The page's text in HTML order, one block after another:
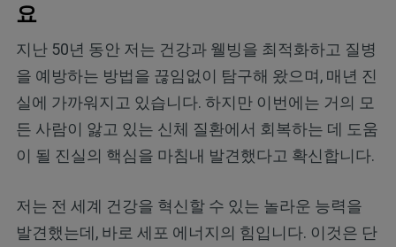
요
지난 50년 동안 저는 건강과 웰빙을 최적화하고 질병
을 예방하는 방법을 끊임없이 탐구해 왔으며, 매년 진
실에 가까워지고 있습니다. 하지만 이번에는 거의 모
든 사람이 앓고 있는 신체 질환에서 회복하는 데 도움
이 될 진실의 핵심을 마침내 발견했다고 확신합니다.
저는 전 세계 건강을 혁신할 수 있는 놀라운 능력을
발견했는데, 바로 세포 에너지의 힘입니다. 이것은 단